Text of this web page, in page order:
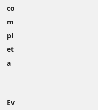
co
m
pl
et
a
Ev